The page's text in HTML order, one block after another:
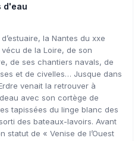
d'eau
la Nantes du xxe
de la Loire, de son
de ses chantiers navals, de
et de civelles… Jusque dans
venait la retrouver à
avec son cortège de
tapissées du linge blanc des
des bateaux-lavoirs. Avant
statut de « Venise de l’Ouest